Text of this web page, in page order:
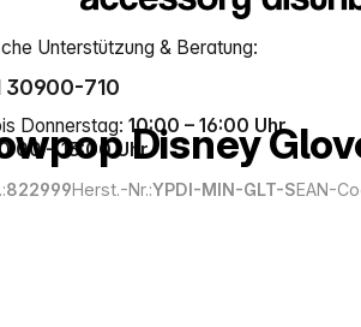
Disney
822999Herst.-Nr.:YPDI-MIN-GLT-SEAN-
Unterstützung & Beratung:
30900-710
Donnerstag:10:00 – 16:00 Uhr
– 13:00 Uhr